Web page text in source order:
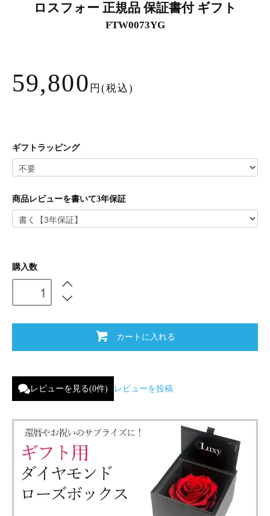
ロスフォー 正規品 保証書付 ギフト
FTW0073YG
59,800 円(税込)
ギフトラッピング
商品レビューを書いて3年保証
購入数
カートに入れる
レビューを見る(0件) レビューを投稿